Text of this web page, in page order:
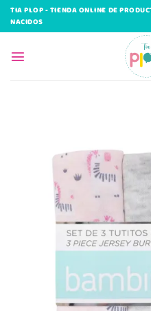
Saltar
TIA PLOP - TIENDA ONLINE DE
NACIDOS